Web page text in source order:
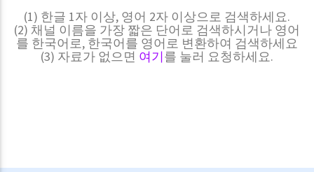
(1) 한글 1자 이상, 영어 2자 이상으로 검색하세요.
(2) 채널 이름을 가장 짧은 단어로 검색하시거나 영어
를 한국어로, 한국어를 영어로 변환하여 검색하세요
(3) 자료가 없으면 여기를 눌러 요청하세요.